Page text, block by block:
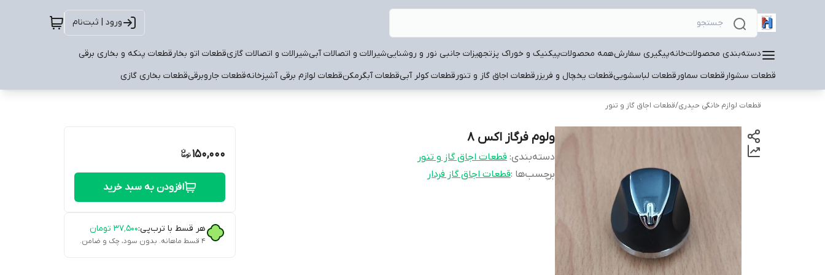
ورود | ثبت‌نام
دسته‌بندی محصولاتخانهپیگیری سفارشهمه محصولاتپیکنیک و خوراک پزتجهیزات جانبی نور و روشناییشیرالات و اتصالات آبیشیرالات و اتصالات گازیقطعات اتو بخارقطعات پنکه و بخاری برقی
قطعات سشوارقطعات سماورقطعات لباسشوییقطعات یخچال و فریزرقطعات اجاق گاز و تنورقطعات کولر آبیقطعات آبگرمکنقطعات لوازم برقی آشپزخانهقطعات جاروبرقیقطعات بخاری گازی
قطعات لوازم خانگی حیدری/قطعات اجاق گاز و تنور
ولوم فرگاز اکس 8
دسته‌بندی: قطعات اجاق گاز و تنور
برچسب‌ها :قطعات اجاق گاز فردار
150,000
افزودن به سبد خرید
هر قسط با ترب‌پی:۳۷٬۵۰۰ تومان
۴ قسط ماهانه. بدون سود، چک و ضامن.